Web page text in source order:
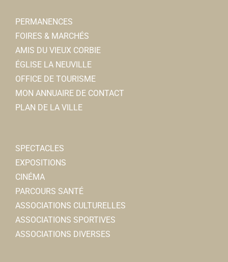
PERMANENCES
FOIRES & MARCHÉS
AMIS DU VIEUX CORBIE
ÉGLISE LA NEUVILLE
OFFICE DE TOURISME
MON ANNUAIRE DE CONTACT
PLAN DE LA VILLE
SPECTACLES
EXPOSITIONS
CINÉMA
PARCOURS SANTÉ
ASSOCIATIONS CULTURELLES
ASSOCIATIONS SPORTIVES
ASSOCIATIONS DIVERSES